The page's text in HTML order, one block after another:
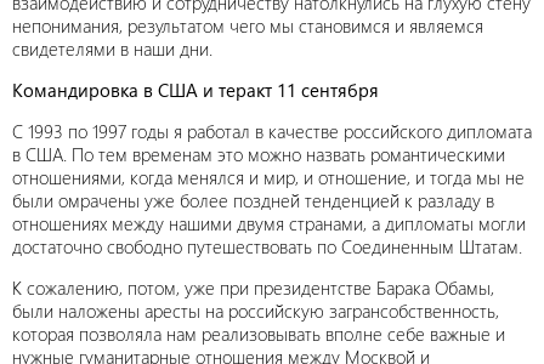
непонимания, результатом чего мы становимся и являемся
свидетелями в наши дни.
Командировка в США и теракт 11 сентября
С 1993 по 1997 годы я работал в качестве российского дипломата
в США. По тем временам это можно назвать романтическими
отношениями, когда менялся и мир, и отношение, и тогда мы не
были омрачены уже более поздней тенденцией к разладу в
отношениях между нашими двумя странами, а дипломаты могли
достаточно свободно путешествовать по Соединенным Штатам.
К сожалению, потом, уже при президентстве Барака Обамы,
были наложены аресты на российскую загрансобственность,
которая позволяла нам реализовывать вполне себе важные и
нужные гуманитарные отношения между Москвой и